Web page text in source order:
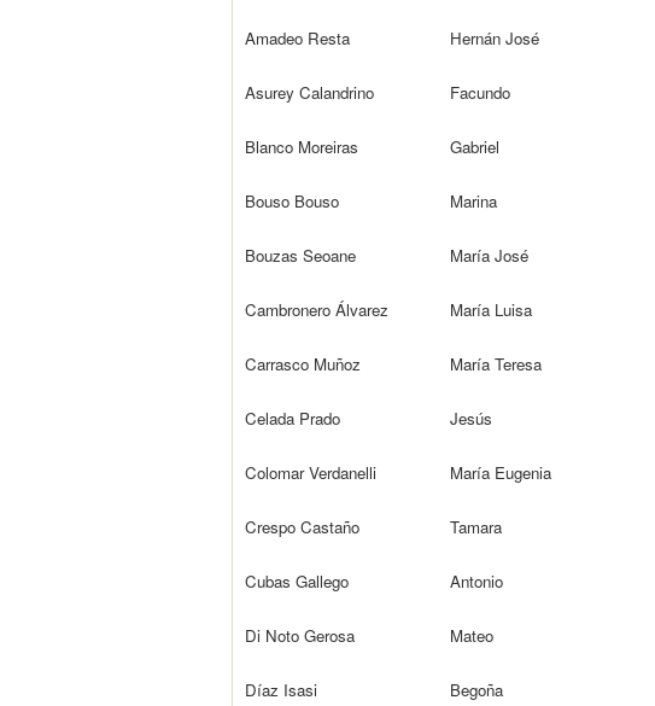
Amadeo Resta Hernán José
Asurey Calandrino Facundo
Blanco Moreiras Gabriel
Bouso Bouso Marina
Bouzas Seoane María José
Cambronero Álvarez María Luisa
Carrasco Muñoz María Teresa
Celada Prado Jesús
Colomar Verdanelli María Eugenia
Crespo Castaño Tamara
Cubas Gallego Antonio
Di Noto Gerosa Mateo
Díaz Isasi Begoña